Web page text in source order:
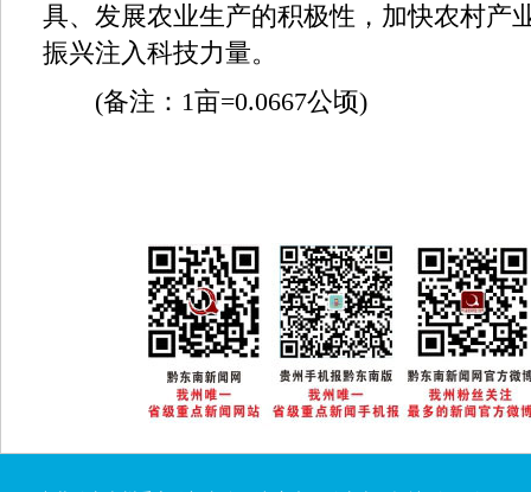
具、发展农业生产的积极性，加快农村产
振兴注入科技力量。
(备注：1亩=0.0667公顷)